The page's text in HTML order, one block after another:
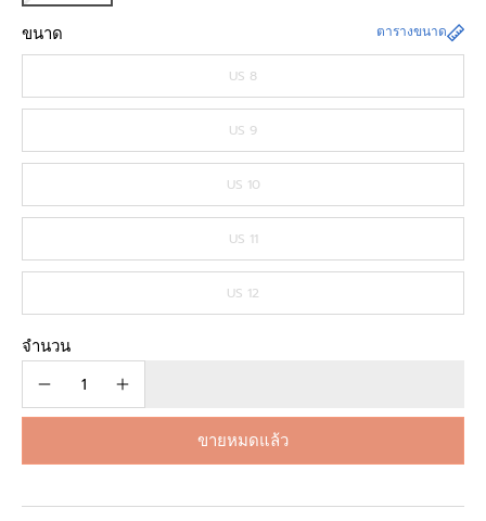
ขนาด ตารางขนาด
US 8
US 9
US 10
US 11
US 12
จำนวน
ขายหมดแล้ว